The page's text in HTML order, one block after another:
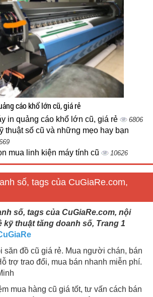
cáo khổ lớn cũ, giá rẻ
in quảng cáo khổ lớn cũ, giá rẻ 6806
thuật số cũ và những mẹo hay bạn
mua linh kiện máy tính cũ 10626
số, tags của CuGiaRe.com,
số, tags của CuGiaRe.com, nội
kỹ thuật tăng doanh số, Trang 1
săn đồ cũ giá rẻ. Mua người chán, bán
trợ trao đổi, mua bán nhanh miễn phí.
mua hàng cũ giá tốt, tư vấn cách bán